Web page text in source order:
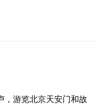
，游览北京天安门和故